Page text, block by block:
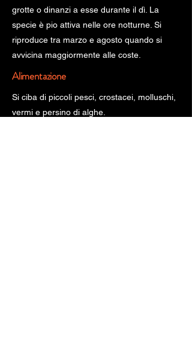
grotte o dinanzi a esse durante il dì. La
specie è pio attiva nelle ore notturne. Si
riproduce tra marzo e agosto quando si
avvicina maggiormente alle coste.
Alimentazione
Si ciba di piccoli pesci, crostacei, molluschi,
vermi e persino di alghe.